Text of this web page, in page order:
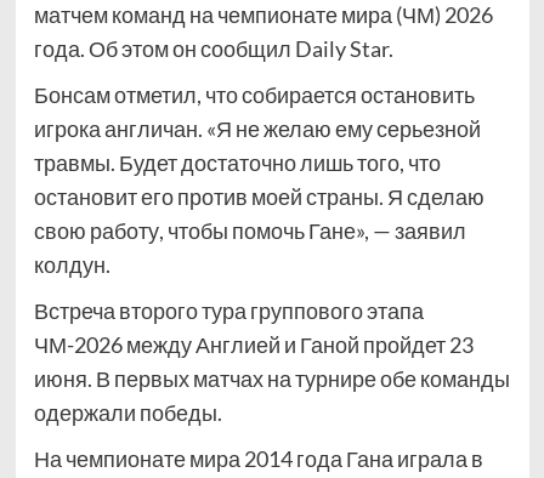
матчем команд на чемпионате мира (ЧМ) 2026
года. Об этом он сообщил Daily Star.
Бонсам отметил, что собирается остановить
игрока англичан. «Я не желаю ему серьезной
травмы. Будет достаточно лишь того, что
остановит его против моей страны. Я сделаю
свою работу, чтобы помочь Гане», — заявил
колдун.
Встреча второго тура группового этапа
ЧМ-2026 между Англией и Ганой пройдет 23
июня. В первых матчах на турнире обе команды
одержали победы.
На чемпионате мира 2014 года Гана играла в